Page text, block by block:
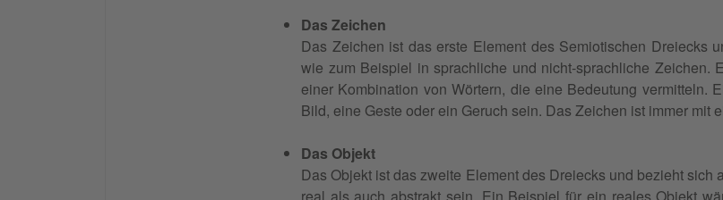
Das Zeichen
Das Zeichen ist das erste Element des Semiotischen Dreiecks
wie zum Beispiel in sprachliche und nicht-sprachliche Zeichen.
einer Kombination von Wörtern, die eine Bedeutung vermitteln.
Bild, eine Geste oder ein Geruch sein. Das Zeichen ist immer mit
Das Objekt
Das Objekt ist das zweite Element des Dreiecks und bezieht
real als auch abstrakt sein. Ein Beispiel für ein reales Objekt